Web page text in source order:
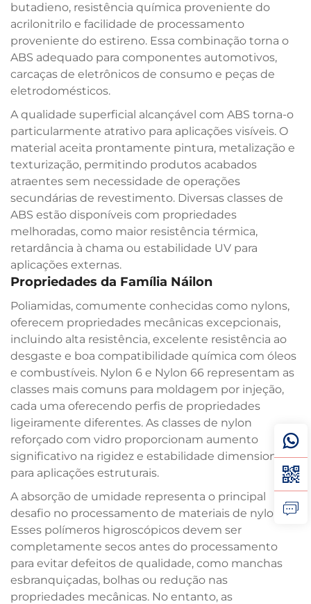
butadieno, resistência química proveniente do
acrilonitrilo e facilidade de processamento
proveniente do estireno. Essa combinação torna o
ABS adequado para componentes automotivos,
carcaças de eletrônicos de consumo e peças de
eletrodomésticos.
A qualidade superficial alcançável com ABS torna-o
particularmente atrativo para aplicações visíveis. O
material aceita prontamente pintura, metalização e
texturização, permitindo produtos acabados
atraentes sem necessidade de operações
secundárias de revestimento. Diversas classes de
ABS estão disponíveis com propriedades
melhoradas, como maior resistência térmica,
retardância à chama ou estabilidade UV para
aplicações externas.
Propriedades da Família Náilon
Poliamidas, comumente conhecidas como nylons,
oferecem propriedades mecânicas excepcionais,
incluindo alta resistência, excelente resistência ao
desgaste e boa compatibilidade química com óleos
e combustíveis. Nylon 6 e Nylon 66 representam as
classes mais comuns para moldagem por injeção,
cada uma oferecendo perfis de propriedades
ligeiramente diferentes. As classes de nylon
reforçado com vidro proporcionam aumento
significativo na rigidez e estabilidade dimensional
para aplicações estruturais.
A absorção de umidade representa o principal
desafio no processamento de materiais de nylon.
Esses polímeros higroscópicos devem ser
completamente secos antes do processamento
para evitar defeitos de qualidade, como manchas
esbranquiçadas, bolhas ou redução nas
propriedades mecânicas. No entanto, as